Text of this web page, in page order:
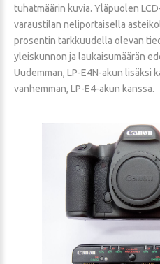
tuhatmäärin kuvia. Yläpuolen
varaustilan neliportaisella
prosentin tarkkuudella olevan
yleiskunnon ja laukaisumäärän
Uudemman, LP-E4N-akun lisäksi
vanhemman, LP-E4-akun kanssa.